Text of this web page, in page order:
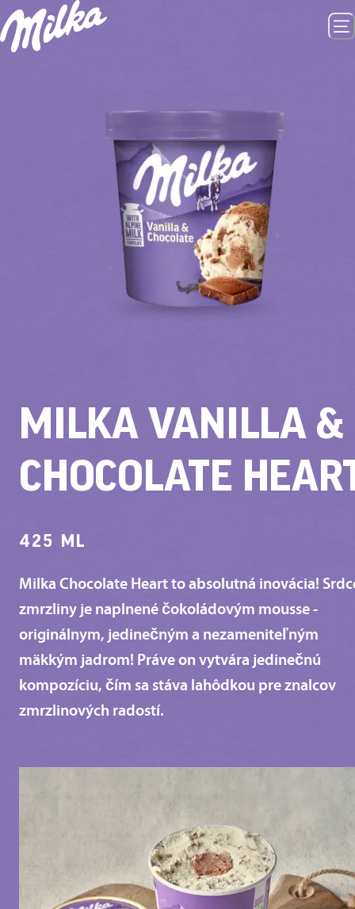
MILKA VANILLA &
CHOCOLATE
425 ML
Milka Chocolate Heart to absolutná inovácia!
zmrzliny je naplnené čokoládovým mousse -
originálnym, jedinečným a nezameniteľným
mäkkým jadrom! Práve on vytvára jedinečnú
kompozíciu, čím sa stáva lahôdkou pre znalcov
zmrzlinových radostí.